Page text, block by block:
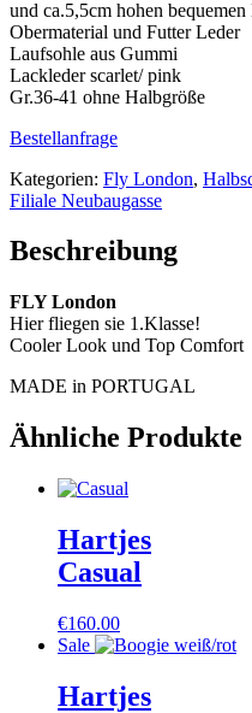
und ca.5,5cm hohen
Obermaterial und Futter Leder
Laufsohle aus Gummi
Lackleder scarlet/ pink
Gr.36-41 ohne Halbgröße
Bestellanfrage
Kategorien: Fly London,
Filiale Neubaugasse
Beschreibung
FLY London
Hier fliegen sie 1.Klasse!
Cooler Look und Top Comfort
MADE in PORTUGAL
Ähnliche Produkte
Hartjes
Casual
€160.00
Sale
Hartjes